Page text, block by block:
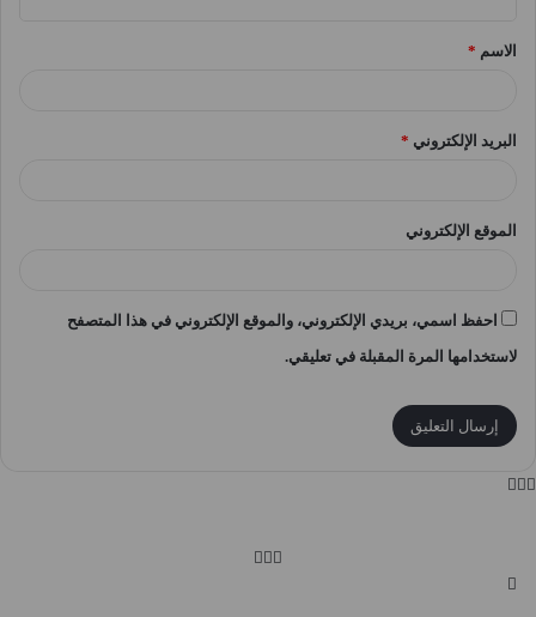
*الاسم *
البريد الإلكتروني *
الموقع الإلكتروني
احفظ اسمي، بريدي الإلكتروني، والموقع الإلكتروني في هذا المتصفح
لاستخدامها المرة المقبلة في تعليقي.